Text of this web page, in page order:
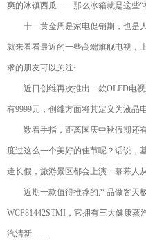
爽的冰镇西瓜……那么冰箱就是这些“
十一黄金周是家电促销期，也是人
就来看看最近的一些高端旗舰电视，
求的朋友可以关注~
近日创维再次推出一款OLED电视
有9999元，创维方面将其定义为液晶
数着手指，距离国庆中秋假期还
度过这么一个美好的佳节呢？话说，
逢长假，旅游景区都会上演一幕幕人
近期一款值得推荐的产品做客天
WCP81442STMI，它拥有三大健康
汽清新……